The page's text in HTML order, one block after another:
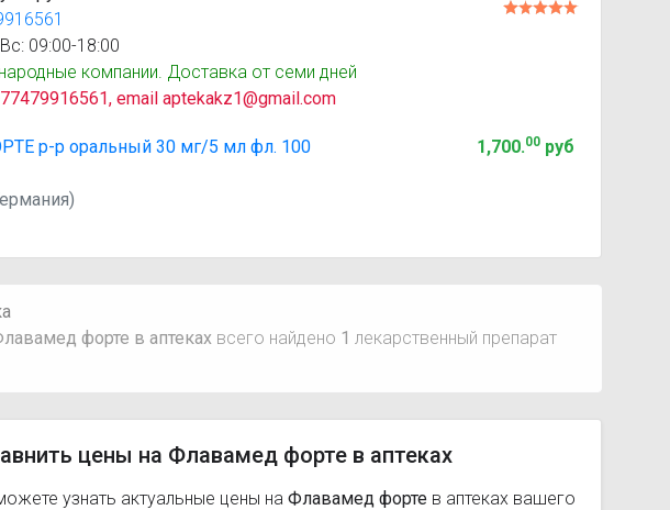
09:00-18:00
компании. Доставка от семи дней
email aptekakz1@gmail.com
р-р оральный 30 мг/5 мл фл. 100
1,700.00руб
форте в аптеках всего найдено 1 лекарственный препарат
цены на Флавамед форте в аптеках
узнать актуальные цены на Флавамед форте в аптеках вашего